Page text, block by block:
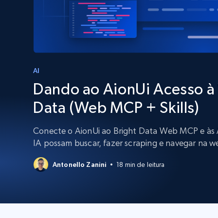
Escale os navegadores para
dados com desbloqueio e
integrados
Proxies residenciais 50% OFF
400M+ IPs globais de dispositivos
reais
Proxies de datacenter
Proxies confiáveis e de alta
para extração eficiente de dados
INFRAESTRUTURA PROXY
Proxies residenciais
Começa a
AI
Dando ao AionUi Acesso
Data (Web MCP + Skills)
Conecte o AionUi ao Bright Data Web MCP e às
IA possam buscar, fazer scraping e navegar na
Antonello Zanini 18 min de leitura